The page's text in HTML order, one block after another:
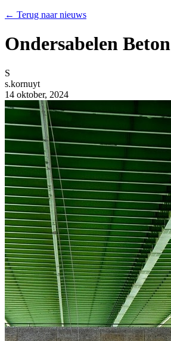
← Terug naar nieuws
Ondersabelen Beton
S
s.kornuyt
14 oktober, 2024